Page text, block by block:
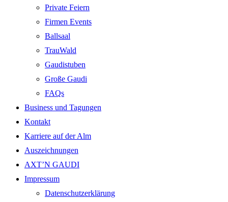
Private Feiern
Firmen Events
Ballsaal
TrauWald
Gaudistuben
Große Gaudi
FAQs
Business und Tagungen
Kontakt
Karriere auf der Alm
Auszeichnungen
AXT’N GAUDI
Impressum
Datenschutzerklärung